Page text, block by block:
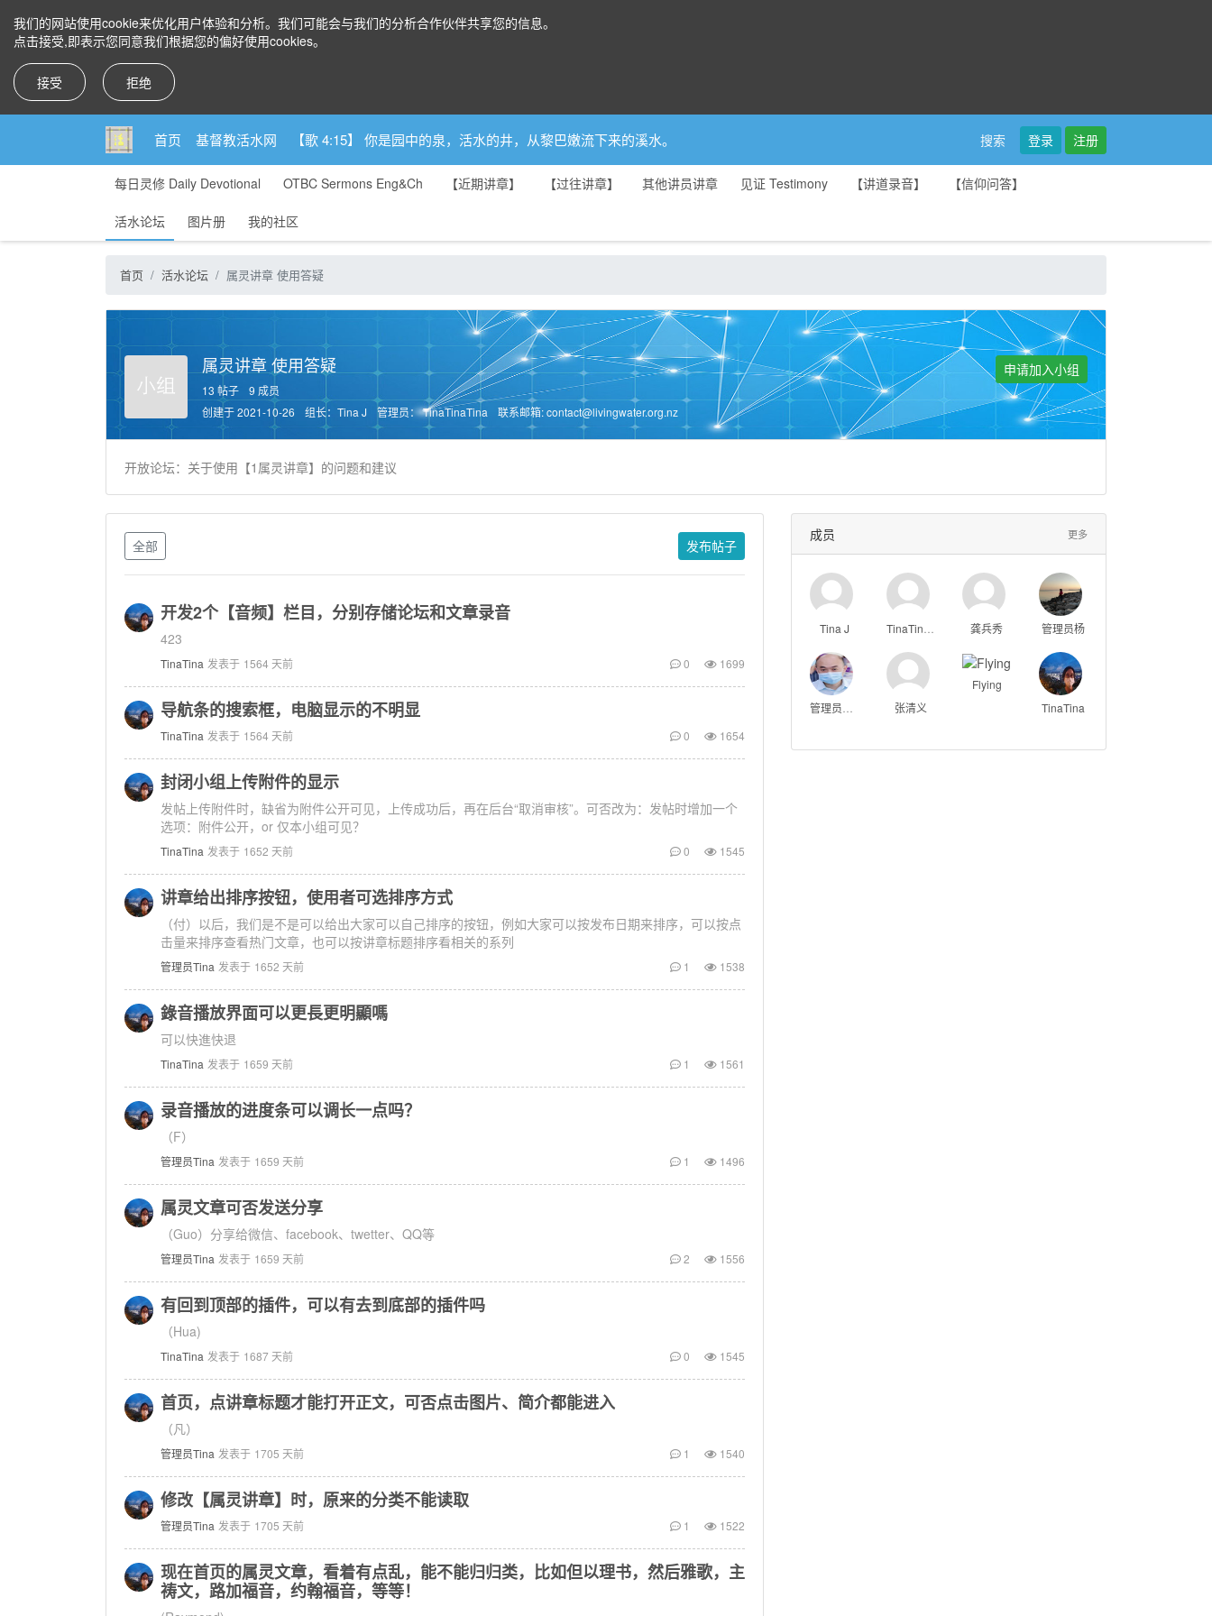
我们的网站使用cookie来优化用户体验和分析。我们可能会与我们的分析合作伙伴共享您的信息。
点击接受,即表示您同意我们根据您的偏好使用cookies。
接受 拒绝
首页 基督教活水网 【歌 4:15】 你是园中的泉，活水的井，从黎巴嫩流下来的溪水。 搜索 登录 注册
每日灵修 Daily Devotional OTBC Sermons Eng&Ch 【近期讲章】 【过往讲章】 其他讲员讲章 见证 Testimony 【讲道录音】 【信仰问答】
活水论坛 图片册 我的社区
首页 活水论坛 属灵讲章 使用答疑
属灵讲章 使用答疑
13 帖子
9 成员
创建于 2021-10-26
组长： Tina J 管理员：TinaTinaTina 联系邮箱: contact@livingwater.org.nz
申请加入小组
开放论坛：关于使用【1属灵讲章】的问题和建议
发布帖子
全部
开发2个【音频】栏目，分别存储论坛和文章录音
423
TinaTina 发表于 1564 天前 0 1699
导航条的搜索框，电脑显示的不明显
TinaTina 发表于 1564 天前 0 1654
封闭小组上传附件的显示
发帖上传附件时，缺省为附件公开可见，上传成功后，再在后台“取消审核”。可否改为：发帖时增加一个
选项：附件公开，or 仅本小组可见？
TinaTina 发表于 1652 天前 0 1545
讲章给出排序按钮，使用者可选排序方式
（付）以后，我们是不是可以给出大家可以自己排序的按钮，例如大家可以按发布日期来排序，可以按点
击量来排序查看热门文章，也可以按讲章标题排序看相关的系列
管理员Tina 发表于 1652 天前 1 1538
錄音播放界面可以更長更明顯嗎
可以快進快退
TinaTina 发表于 1659 天前 1 1561
录音播放的进度条可以调长一点吗？
（F）
管理员Tina 发表于 1659 天前 1 1496
属灵文章可否发送分享
（Guo）分享给微信、facebook、twetter、QQ等
管理员Tina 发表于 1659 天前 2 1556
有回到顶部的插件，可以有去到底部的插件吗
（Hua)
TinaTina 发表于 1687 天前 0 1545
首页，点讲章标题才能打开正文，可否点击图片、简介都能进入
（凡）
管理员Tina 发表于 1705 天前 1 1540
修改【属灵讲章】时，原来的分类不能读取
管理员Tina 发表于 1705 天前 1 1522
现在首页的属灵文章，看着有点乱，能不能归归类，比如但以理书，然后雅歌，主
祷文，路加福音，约翰福音，等等！
成员 更多
Tina J 龚兵秀 管理员杨
张清义
Flying
TinaTina